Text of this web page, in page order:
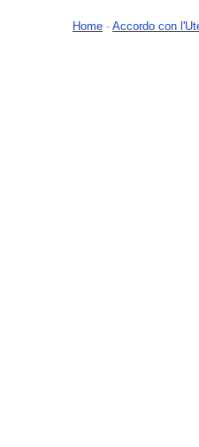
Home - Accordo con